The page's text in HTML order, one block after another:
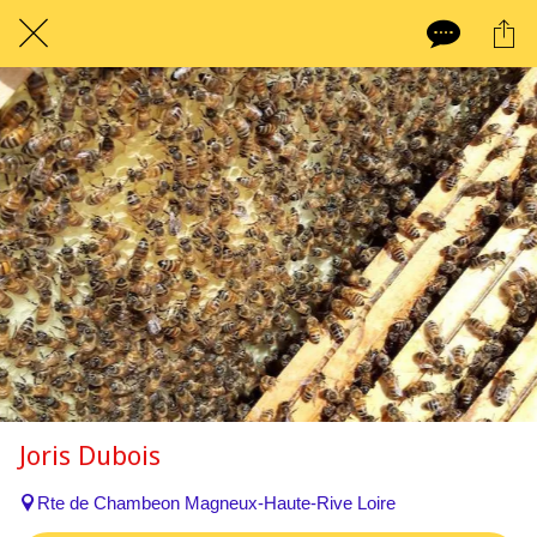
Joris Dubois
Rte de Chambeon Magneux-Haute-Rive Loire